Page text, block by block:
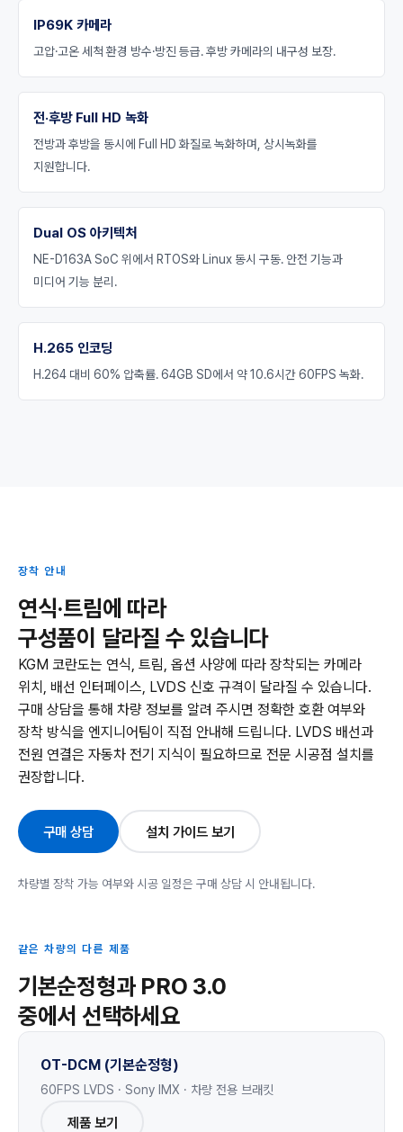
IP69K 카메라
고압·고온 세척 환경 방수·방진 등급. 후방 카메라의 내구성 보장.
전·후방 Full HD 녹화
전방과 후방을 동시에 Full HD 화질로 녹화하며, 상시녹화를
지원합니다.
Dual OS 아키텍처
NE-D163A SoC 위에서 RTOS와 Linux 동시 구동. 안전 기능과
미디어 기능 분리.
H.265 인코딩
H.264 대비 60% 압축률. 64GB SD에서 약 10.6시간 60FPS 녹화.
장착 안내
연식·트림에 따라
구성품이 달라질 수 있습니다
KGM 코란도는 연식, 트림, 옵션 사양에 따라 장착되는 카메라
위치, 배선 인터페이스, LVDS 신호 규격이 달라질 수 있습니다.
구매 상담을 통해 차량 정보를 알려 주시면 정확한 호환 여부와
장착 방식을 엔지니어팀이 직접 안내해 드립니다. LVDS 배선과
전원 연결은 자동차 전기 지식이 필요하므로 전문 시공점 설치를
권장합니다.
구매 상담 설치 가이드 보기
차량별 장착 가능 여부와 시공 일정은 구매 상담 시 안내됩니다.
같은 차량의 다른 제품
기본순정형과 PRO 3.0
중에서 선택하세요
OT-DCM (기본순정형)
60FPS LVDS · Sony IMX · 차량 전용 브래킷
제품 보기